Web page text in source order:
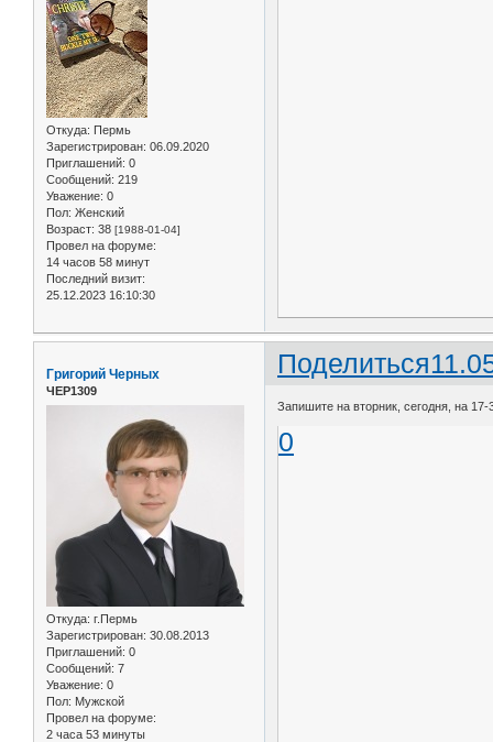
Откуда: Пермь
Зарегистрирован: 06.09.2020
Приглашений: 0
Сообщений: 219
Уважение: 0
Пол: Женский
Возраст: 38 [1988-01-04]
Провел на форуме:
14 часов 58 минут
Последний визит:
25.12.2023 16:10:30
Поделиться
Григорий Черных
ЧЕР1309
Откуда: г.Пермь
Зарегистрирован: 30.08.2013
Приглашений: 0
Сообщений: 7
Уважение: 0
Пол: Мужской
Провел на форуме:
2 часа 53 минуты
Запишите на вторник, сегодня, на
0